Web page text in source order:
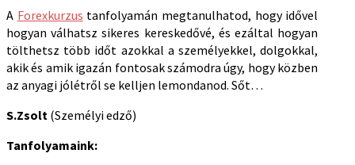
A Forexkurzus tanfolyamán megtanulhatod, hogy idővel
hogyan válhatsz sikeres kereskedővé, és ezáltal hogyan
tölthetsz több időt azokkal a személyekkel, dolgokkal,
akik és amik igazán fontosak számodra úgy, hogy közben
az anyagi jólétről se kelljen lemondanod. Sőt…
S.Zsolt (Személyi edző)
Tanfolyamaink: